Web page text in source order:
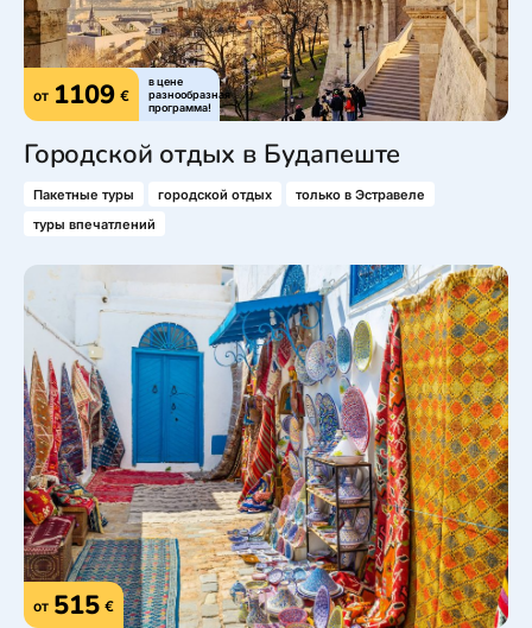
от 1109 €
в цене
разнообразная
программа!
Городской отдых в Будапеште
Пакетные туры городской отдых
только в Эстравеле
туры впечатлений
от 515 €